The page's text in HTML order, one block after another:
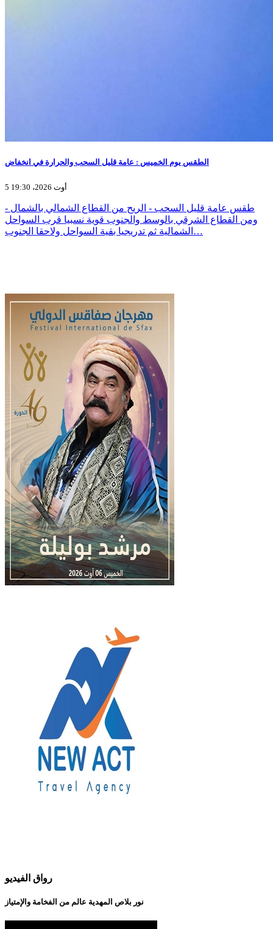
الطقس يوم الخميس : عامة قليل السحب والحرارة في انخفاض
5 أوت 2026، 19:30
- طقس عامة قليل السحب - الريح من القطاع الشمالي بالشمال
ومن القطاع الشرقي بالوسط والجنوب قوية نسبيا قرب السواحل
الشمالية ثم تدريجيا بقية السواحل ولاحقا الجنوب…
رواق الفيديو
نور بلاص المهدية عالم من الفخامة والإمتياز